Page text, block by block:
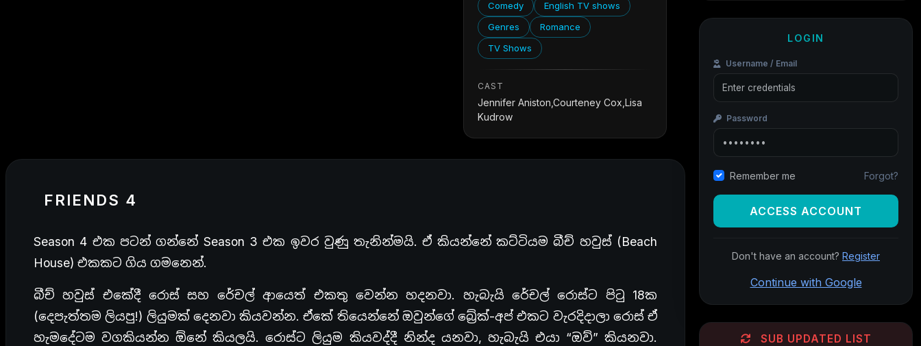
Comedy
English TV shows
Genres
Romance
TV Shows
CAST
Jennifer Aniston,Courteney Cox,Lisa
Kudrow
FRIENDS 4
Season 4 එක පටන් ගන්නේ Season 3 එක ඉවර වුණු තැනින්මයි. ඒ කියන්නේ කට්ටියම බීච් හවුස් (Beach
House) එකකට ගිය ගමනෙන්.
බීච් හවුස් එකේදී රොස් සහ රේචල් ආයෙත් එකතු වෙන්න හදනවා. හැබැයි රේචල් රොස්ට පිටු 18ක
(දෙපැත්තම ලියපු!) ලියුමක් දෙනවා කියවන්න. ඒකේ තියෙන්නේ ඔවුන්ගේ බ්‍රේක්-අප් එකට වැරදිදාලා රොස් ඒ
හැමදේටම වගකියන්න ඕනේ කියලයි. රොස්ට ලියුම කියවද්දී නින්ද යනවා, හැබැයි එයා “ඔව්” කියනවා.
LOGIN
Username / Email
Password
Remember me Forgot?
ACCESS ACCOUNT
Don't have an account? Register
Continue with Google
SUB UPDATED LIST